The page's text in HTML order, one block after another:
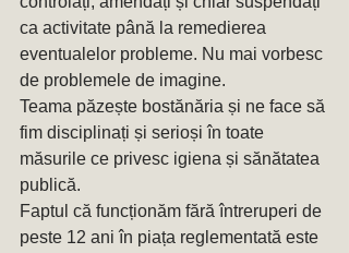
ca activitate până la remedierea
eventualelor probleme. Nu mai vorbesc
de problemele de imagine.
Teama păzește bostănăria și ne face să
fim disciplinați și serioși în toate
măsurile ce privesc igiena și sănătatea
publică.
Faptul că funcționăm fără întreruperi de
peste 12 ani în piața reglementată este